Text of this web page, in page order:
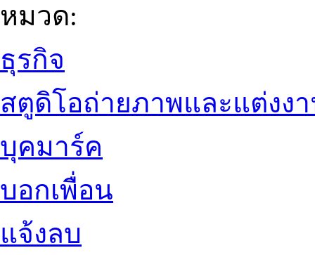
หมวด:
ธุรกิจ
สตูดิโอถ่ายภาพและแต่งง
บุคมาร์ค
บอกเพื่อน
แจ้งลบ